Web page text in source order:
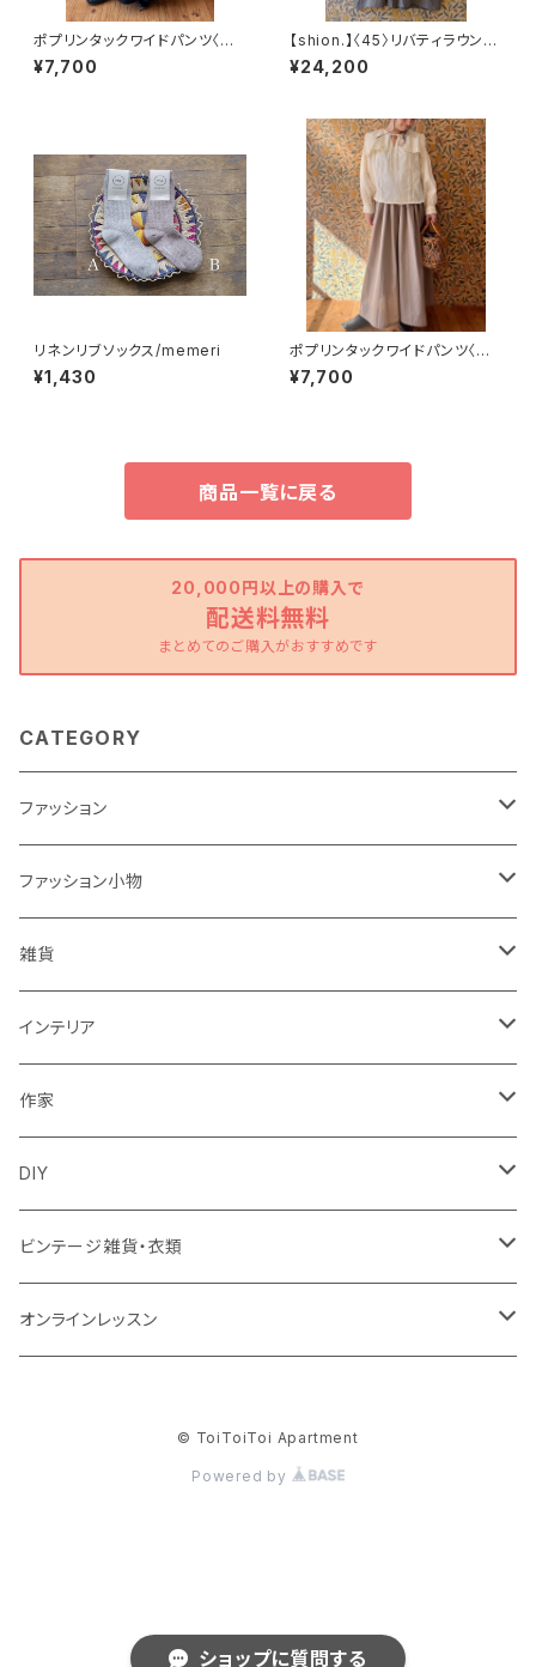
ショップに質問する
ポプリンタックワイドパンツ〈ブ
ラック〉
¥7,700
【shion.】〈45〉リバティラウンド
ギャザーワンピース
¥24,200
リネンリブソックス/memeri
¥1,430
ポプリンタックワイドパンツ〈ベ
ージュ〉
¥7,700
商品一覧に戻る
20,000円以上の購入で
配送料無料
まとめてのご購入がおすすめです
CATEGORY
ファッション
ワンピース
トップス
パンツ
スカート
サロペット
ベスト
ジャケット
ファッション小物
バッグ
ポーチ
シューズ
アクセサリー
ターバン
ブローチ
雑貨
バスケット
リュック
グラス
カトラリー
器
キッチン雑貨
インテリア
カゴ
ズールーバスケット
トンガバスケット
鏡
ウォールハンガー
照明
作家
ccocoiro accessory
glass accessory tubu
fuji-gallery
DIY
マスキングテープ
ウィリアムモリス
壁紙
ビンテージ雑貨・衣類
食器
オンラインレッスン
© ToiToiToi Apartment
Powered by